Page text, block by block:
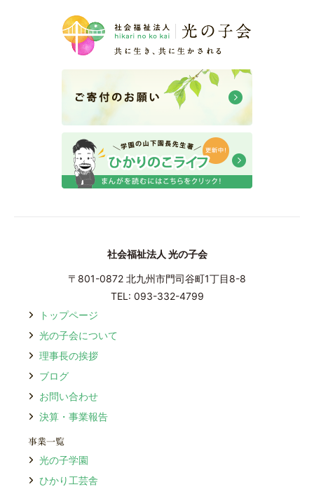
社会福祉法人 光の子会
〒801-0872 北九州市⾨司⾕町1丁⽬8-8
TEL: 093-332-4799
トップページ
光の⼦会について
理事⻑の挨拶
ブログ
お問い合わせ
決算・事業報告
事業⼀覧
光の⼦学園
ひかり⼯芸舎